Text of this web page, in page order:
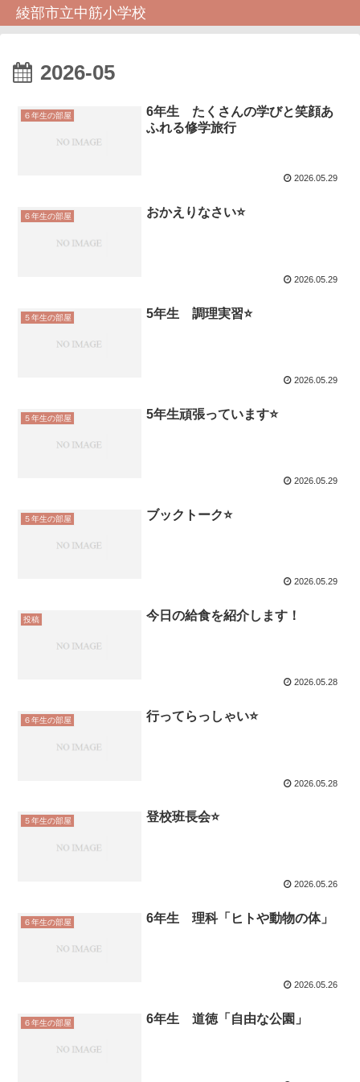
綾部市立中筋小学校
2026-05
６年生の部屋
6年生 たくさんの学びと笑顔あ
ふれる修学旅行
2026.05.29
６年生の部屋 おかえりなさい⭐️
2026.05.29
５年生の部屋 5年生 調理実習⭐️
2026.05.29
５年生の部屋 5年生頑張っています⭐️
2026.05.29
５年生の部屋 ブックトーク⭐️
2026.05.29
投稿 今日の給食を紹介します！
2026.05.28
６年生の部屋 行ってらっしゃい⭐️
2026.05.28
５年生の部屋 登校班長会⭐️
2026.05.26
６年生の部屋 6年生 理科「ヒトや動物の体」
2026.05.26
６年生の部屋 6年生 道徳「自由な公園」